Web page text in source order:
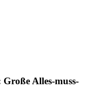
Alles-muss-